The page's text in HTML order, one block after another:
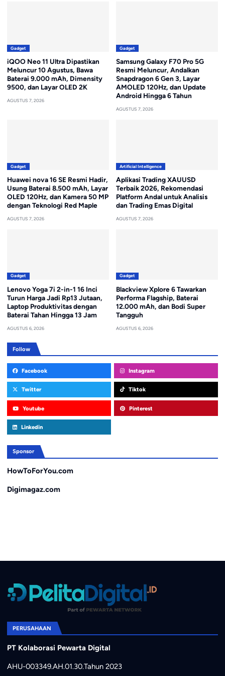
Gadget
iQOO Neo 11 Ultra Dipastikan
Meluncur 10 Agustus, Bawa
Baterai 9.000 mAh, Dimensity
9500, dan Layar OLED 2K
AGUSTUS 7, 2026
Gadget
Samsung Galaxy F70 Pro 5G
Resmi Meluncur, Andalkan
Snapdragon 6 Gen 3, Layar
AMOLED 120Hz, dan Update
Android Hingga 6 Tahun
AGUSTUS 7, 2026
Gadget
Huawei nova 16 SE Resmi Hadir,
Usung Baterai 8.500 mAh, Layar
OLED 120Hz, dan Kamera 50 MP
dengan Teknologi Red Maple
AGUSTUS 7, 2026
Artificial Intelligence
Aplikasi Trading XAUUSD
Terbaik 2026, Rekomendasi
Platform Andal untuk Analisis
dan Trading Emas Digital
AGUSTUS 7, 2026
Gadget
Lenovo Yoga 7i 2-in-1 16 Inci
Turun Harga Jadi Rp13 Jutaan,
Laptop Produktivitas dengan
Baterai Tahan Hingga 13 Jam
AGUSTUS 6, 2026
Gadget
Blackview Xplore 6 Tawarkan
Performa Flagship, Baterai
12.000 mAh, dan Bodi Super
Tangguh
AGUSTUS 6, 2026
Follow
Facebook Instagram
Twitter Tiktok
Youtube Pinterest
Linkedin
Sponsor
HowToForYou.com
Digimagaz.com
PERUSAHAAN
PT Kolaborasi Pewarta Digital
AHU-003349.AH.01.30.Tahun 2023